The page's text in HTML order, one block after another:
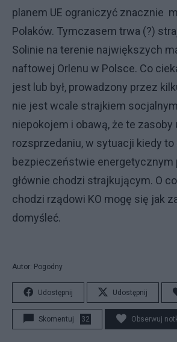
planem UE ograniczyć znacznie
Polaków. Tymczasem trwa (?)
Solinie na terenie największych
naftowej Orlenu w Polsce. Co
jest lub był, prowadzony przez
nie jest wcale strajkiem
niepokojem i obawą, że te zasoby
rozsprzedaniu, w sytuacji kiedy
bezpieczeństwie energetycznym
głównie chodzi strajkującym. O
chodzi rządowi KO mogę się jak
domyśleć.
Autor: Pogodny
Udostępnij Udostępnij
Skomentuj 32 Obserwuj